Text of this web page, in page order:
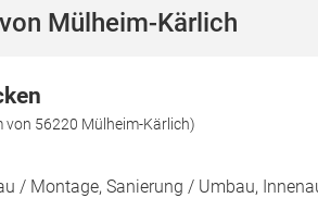
Mülheim-Kärlich
von 56220 Mülheim-Kärlich)
/ Montage, Sanierung / Umbau,